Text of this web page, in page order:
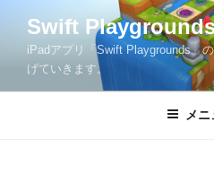
ツ
Swift
iPadアプリ「Swift Playgrounds」
げていきます。
メ